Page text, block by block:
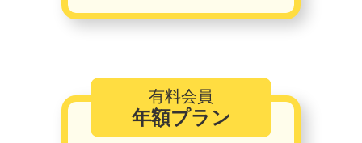
有料会員
年額プラン